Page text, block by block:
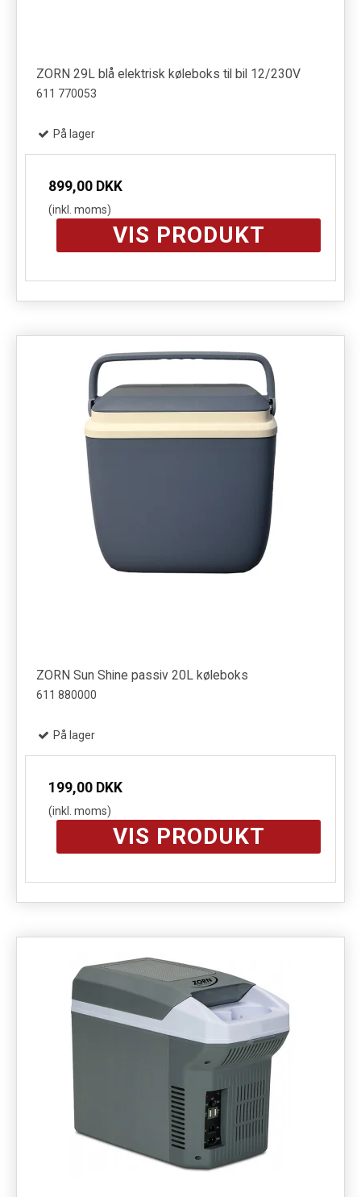
ZORN 29L blå elektrisk køleboks til bil 12/230V
611 770053
På lager
899,00 DKK
(inkl. moms)
VIS PRODUKT
ZORN Sun Shine passiv 20L køleboks
611 880000
På lager
199,00 DKK
(inkl. moms)
VIS PRODUKT